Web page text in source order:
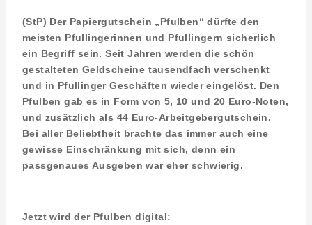
(StP) Der Papiergutschein „Pfulben“ dürfte den
meisten Pfullingerinnen und Pfullingern sicherlich
ein Begriff sein. Seit Jahren werden die schön
gestalteten Geldscheine tausendfach verschenkt
und in Pfullinger Geschäften wieder eingelöst. Den
Pfulben gab es in Form von 5, 10 und 20 Euro-Noten,
und zusätzlich als 44 Euro-Arbeitgebergutschein.
Bei aller Beliebtheit brachte das immer auch eine
gewisse Einschränkung mit sich, denn ein
passgenaues Ausgeben war eher schwierig.
Jetzt wird der Pfulben digital: